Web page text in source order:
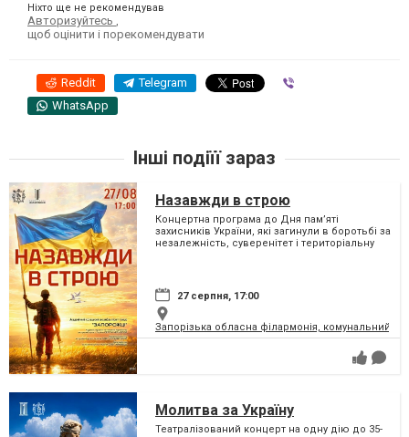
Ніхто ще не рекомендував
Авторизуйтесь
щоб оцінити і порекомендувати
Reddit Telegram
WhatsApp
Інші подіїї зараз
Назавжди в строю
Концертна програма до Дня пам’яті
захисників України, які загинули в боротьбі за
незалежність, суверенітет і територіальну
27 серпня, 17:00
Запорізька обласна філармонія, комунальний
Молитва за Україну
Театралізований концерт на одну дію до 35-